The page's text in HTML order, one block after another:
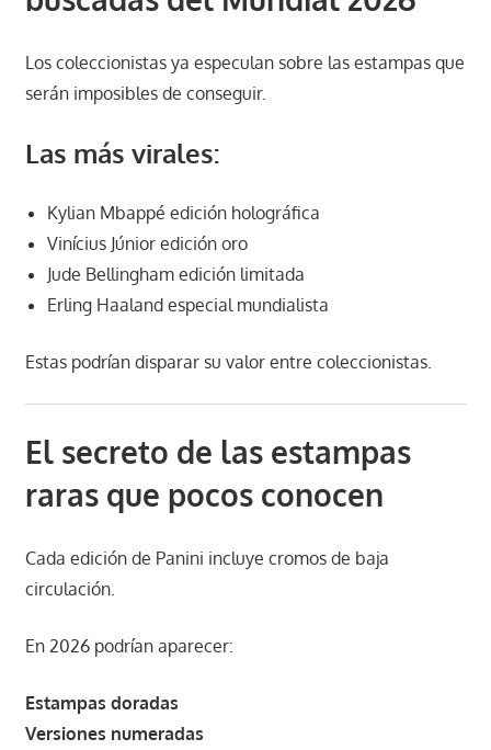
Los coleccionistas ya especulan sobre las estampas que
serán imposibles de conseguir.
Las más virales:
Kylian Mbappé edición holográfica
Vinícius Júnioredición oro
Jude Bellinghamedición limitada
Erling Haalandespecial mundialista
Estas podrían disparar su valor entre coleccionistas.
El secreto de las estampas
raras que pocos conocen
Cada edición de Panini incluye cromos de baja
circulación.
En 2026 podrían aparecer:
Estampas doradas
Versiones numeradas